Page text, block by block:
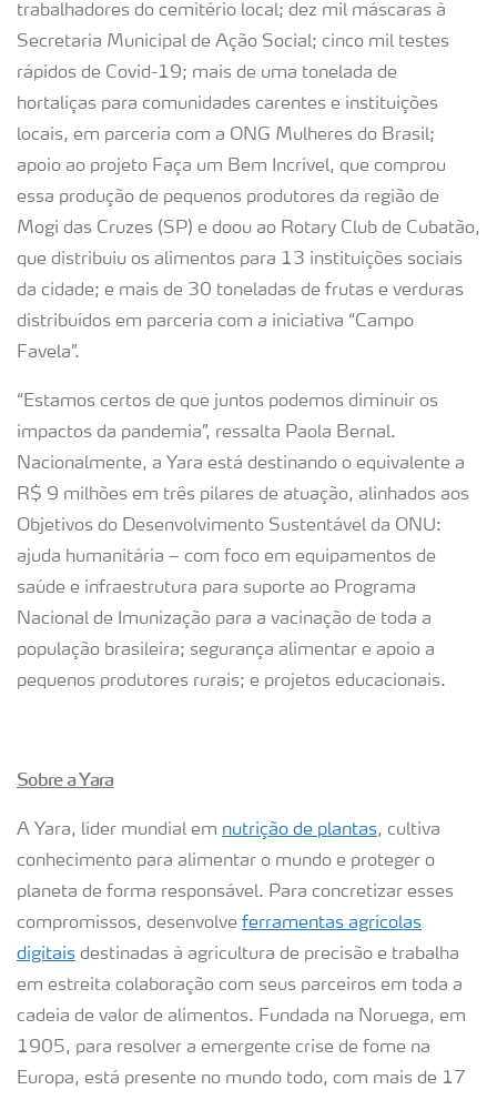
trabalhadores do cemitério local; dez mil máscaras à
Secretaria Municipal de Ação Social; cinco mil testes
rápidos de Covid-19; mais de uma tonelada de
hortaliças para comunidades carentes e instituições
locais, em parceria com a ONG Mulheres do Brasil;
apoio ao projeto Faça um Bem Incrível, que comprou
essa produção de pequenos produtores da região de
Mogi das Cruzes (SP) e doou ao Rotary Club de Cubatão,
que distribuiu os alimentos para 13 instituições sociais
da cidade; e mais de 30 toneladas de frutas e verduras
distribuídos em parceria com a iniciativa “Campo
Favela”.
“Estamos certos de que juntos podemos diminuir os
impactos da pandemia”, ressalta Paola Bernal.
Nacionalmente, a Yara está destinando o equivalente a
R$ 9 milhões em três pilares de atuação, alinhados aos
Objetivos do Desenvolvimento Sustentável da ONU:
ajuda humanitária – com foco em equipamentos de
saúde e infraestrutura para suporte ao Programa
Nacional de Imunização para a vacinação de toda a
população brasileira; segurança alimentar e apoio a
pequenos produtores rurais; e projetos educacionais.
Sobre a Yara
A Yara, líder mundial em nutrição de plantas, cultiva
conhecimento para alimentar o mundo e proteger o
planeta de forma responsável. Para concretizar esses
compromissos, desenvolve ferramentas agrícolas
digitais destinadas à agricultura de precisão e trabalha
em estreita colaboração com seus parceiros em toda a
cadeia de valor de alimentos. Fundada na Noruega, em
1905, para resolver a emergente crise de fome na
Europa, está presente no mundo todo, com mais de 17